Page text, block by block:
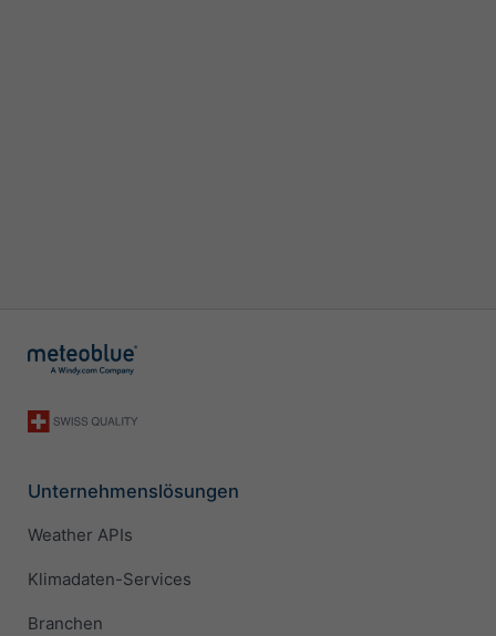
Unternehmenslösungen
Weather APIs
Klimadaten-Services
Branchen